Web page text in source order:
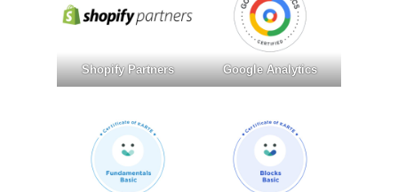
Shopify Partners Google Analytics